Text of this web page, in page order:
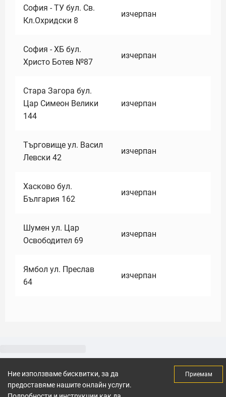
София - ТУ бул. Св.
Кл.Охридски 8
изчерпан
София - ХБ бул.
Христо Ботев №87
изчерпан
Стара Загора бул.
Цар Симеон Велики
144
изчерпан
Търговище ул. Васил
Левски 42
изчерпан
Хасково бул.
България 162
изчерпан
Шумен ул. Цар
Освободител 69
изчерпан
Ямбол ул. Преслав
64
изчерпан
Ние използваме бисквитки, за да
предоставяме нашите онлайн услуги.
Приемам